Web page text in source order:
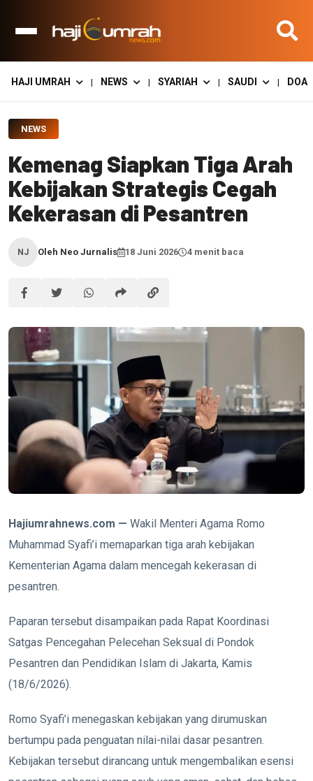
HAJI UMRAH | NEWS | SYARIAH | SAUDI | DOA
NEWS
Kemenag Siapkan Tiga Arah
Kebijakan Strategis Cegah
Kekerasan di Pesantren
NJ Oleh Neo Jurnalis 18 Juni 2026 4 menit baca
Hajiumrahnews.com — Wakil Menteri Agama Romo
Muhammad Syafi’i memaparkan tiga arah kebijakan
Kementerian Agama dalam mencegah kekerasan di
pesantren.
Paparan tersebut disampaikan pada Rapat Koordinasi
Satgas Pencegahan Pelecehan Seksual di Pondok
Pesantren dan Pendidikan Islam di Jakarta, Kamis
(18/6/2026).
Romo Syafi’i menegaskan kebijakan yang dirumuskan
bertumpu pada penguatan nilai-nilai dasar pesantren.
Kebijakan tersebut dirancang untuk mengembalikan esensi